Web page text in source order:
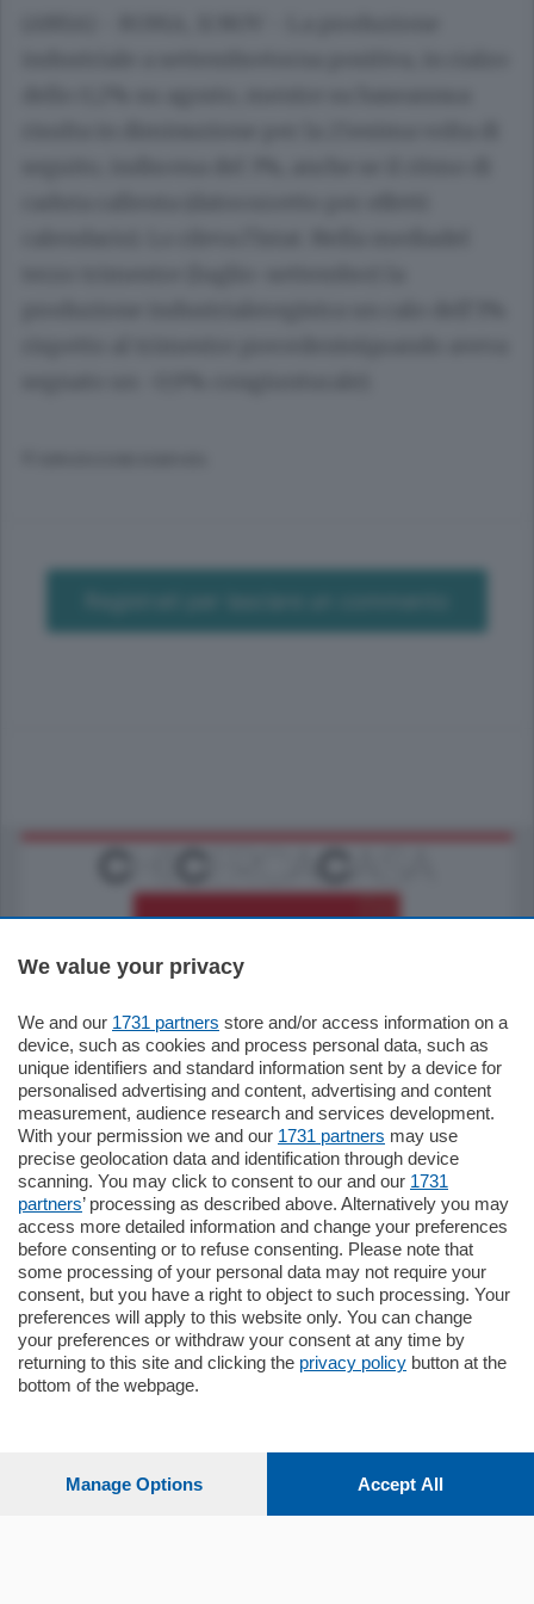
770.000€
Como - Como
Plurilocale
in zona residenziale e tranquilla,
proponiamo prestigioso e luminoso
appartamento all'ultimo piano di uno
stabile signorile …
mq.140locali:5
Sezioni
We value your privacy
We and our 1731 partners store and/or access information on a
device, such as cookies and process personal data, such as
unique identifiers and standard information sent by a device for
personalised advertising and content, advertising and content
measurement, audience research and services development.
With your permission we and our 1731 partners may use
precise geolocation data and identification through device
scanning. You may click to consent to our and our 1731
partners’ processing as described above. Alternatively you may
access more detailed information and change your preferences
before consenting or to refuse consenting. Please note that
some processing of your personal data may not require your
consent, but you have a right to object to such processing. Your
preferences will apply to this website only. You can change
your preferences or withdraw your consent at any time by
returning to this site and clicking the privacy policy button at the
bottom of the webpage.
Manage Options Accept All